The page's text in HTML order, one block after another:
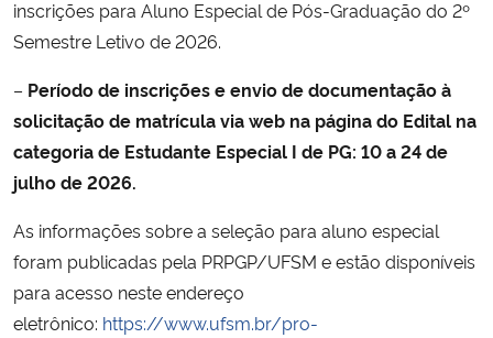
Ministério do Meio Ambiente
Ministério do Desenvolvimento Regional
Controladoria-Geral da União
Ministério da Mulher, da Família e dos Direitos Humanos
inscrições para Aluno Especial de Pós-Graduação do 2º
Semestre Letivo de 2026.
– Período de inscrições e envio de documentação à
solicitação de matrícula via web na página do Edital na
categoria de Estudante Especial I de PG: 10 a 24 de
julho de 2026.
As informações sobre a seleção para aluno especial
foram publicadas pela PRPGP/UFSM e estão disponíveis
para acesso neste endereço
eletrônico: https://www.ufsm.br/pro-